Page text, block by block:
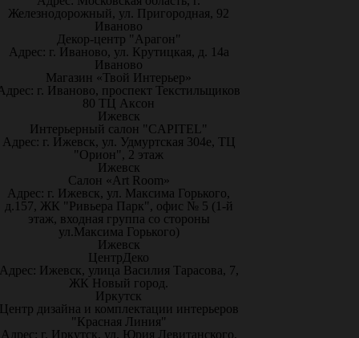
Железнодорожный, ул. Пригородная, 92
Иваново
Декор-центр "Арагон"
Адрес: г. Иваново, ул. Крутицкая, д. 14а
Иваново
Магазин «Твой Интерьер»
г. Иваново, проспект Текстильщиков
80 ТЦ Аксон
Ижевск
Интерьерный салон "CAPITEL"
Адрес: г. Ижевск, ул. Удмуртская 304е, ТЦ
"Орион", 2 этаж
Ижевск
Салон «Art Room»
Адрес: г. Ижевск, ул. Максима Горького,
д.157, ЖК "Ривьера Парк", офис № 5 (1-й
этаж, входная группа со стороны
ул.Максима Горького)
Ижевск
ЦентрДеко
Ижевск, улица Василия Тарасова, 7,
ЖК Новый город.
Иркутск
дизайна и комплектации интерьеров
"Красная Линия"
Адрес: г. Иркутск, ул. Юрия Левитанского,